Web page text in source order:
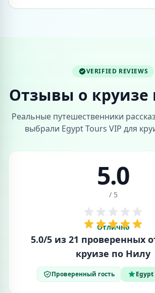
VERIFIED REVIEWS
Отзывы о круизе
Реальные путешественники
выбрали Egypt Tours VIP для
5.0
/ 5
Отлично
5.0/5 из 21 проверенных
круизе по Нилу
Проверенный гость Egypt